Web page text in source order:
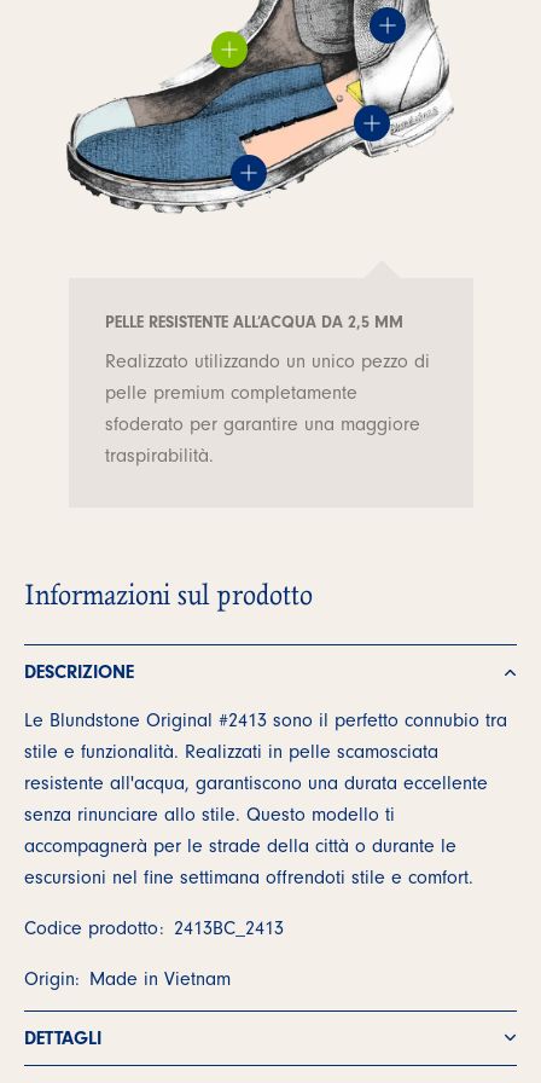
PELLE RESISTENTE ALL’ACQUA DA 2,5 MM
Realizzato utilizzando un unico pezzo di
pelle premium completamente
sfoderato per garantire una maggiore
traspirabilità.
Informazioni sul prodotto
DESCRIZIONE
Le Blundstone Original #2413 sono il perfetto connubio tra
stile e funzionalità. Realizzati in pelle scamosciata
resistente all'acqua, garantiscono una durata eccellente
senza rinunciare allo stile. Questo modello ti
accompagnerà per le strade della città o durante le
escursioni nel fine settimana offrendoti stile e comfort.
Codice prodotto: 2413BC_2413
Origin: Made in Vietnam
DETTAGLI